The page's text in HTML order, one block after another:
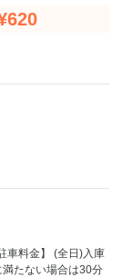
車料金】 (全日)入庫
たない場合は30分